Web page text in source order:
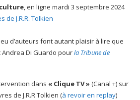
, en ligne mardi 3 septembre 2024
de J.R.R. Tolkien
d’auteurs font autant plaisir à lire que
Di Guardo pourla Tribune de
dans « Clique TV » (Canal +) sur
de J.R.R Tolkien (à revoir en replay)